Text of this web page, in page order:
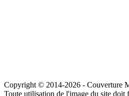
Copyright © 2014-2026 - Couverture
Toute utilisation de l'image du site doit